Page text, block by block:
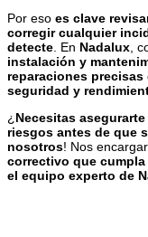
Por eso es clave
corregir cualquier
detecte. En Nadalux,
instalación y
reparaciones
seguridad y
¿Necesitas
riesgos antes de que
nosotros! Nos
correctivo que
el equipo experto de